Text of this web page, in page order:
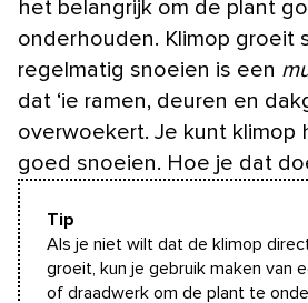
het belangrijk om de plant
onderhouden. Klimop groeit
regelmatig snoeien is een
dat ‘ie ramen, deuren en
overwoekert. Je kunt klimop
goed snoeien. Hoe je dat
Tip
Als je niet wilt dat de klimop
groeit, kun je gebruik maken van
of draadwerk om de plant te